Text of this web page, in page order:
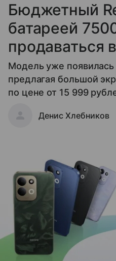
Бюджетный
батареей
продаваться
Модель уже
предлагая большой
по цене от 15 999
Денис Хлебников